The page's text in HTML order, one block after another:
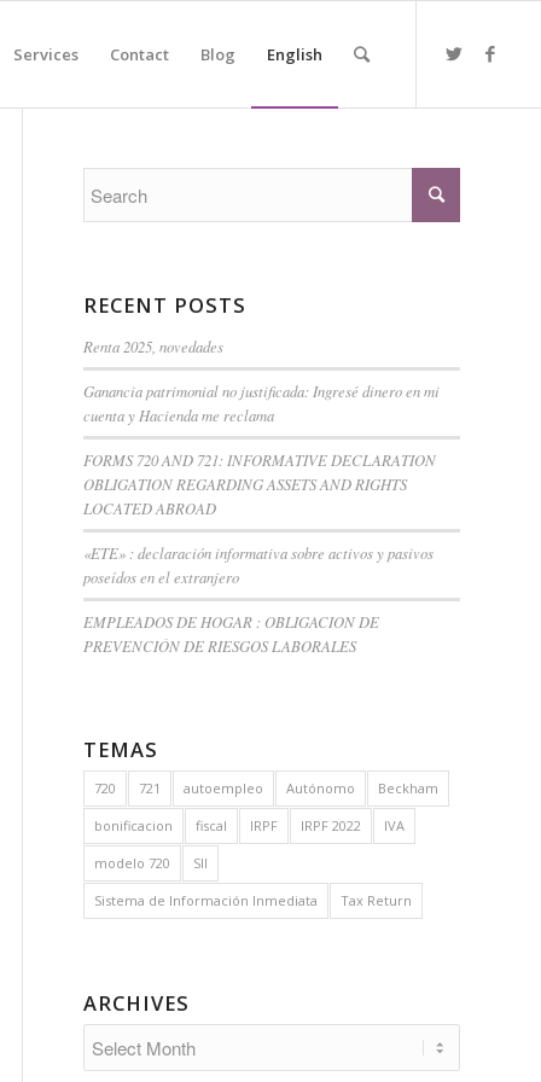
Services Contact Blog English
RECENT POSTS
Renta 2025, novedades
Ganancia patrimonial no justificada: Ingresé dinero en mi
cuenta y Hacienda me reclama
FORMS 720 AND 721: INFORMATIVE DECLARATION
OBLIGATION REGARDING ASSETS AND RIGHTS
LOCATED ABROAD
«ETE» : declaración informativa sobre activos y pasivos
poseídos en el extranjero
EMPLEADOS DE HOGAR : OBLIGACION DE
PREVENCIÓN DE RIESGOS LABORALES
TEMAS
720 721 autoempleo Autónomo Beckham
bonificacion fiscal IRPF IRPF 2022 IVA
modelo 720 SII
Sistema de Información Inmediata Tax Return
ARCHIVES